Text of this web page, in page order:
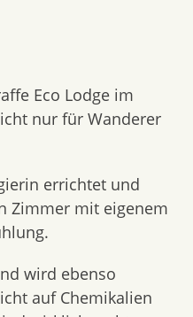
Eco Lodge im
nur für Wanderer
errichtet und
Zimmer mit eigenem
wird ebenso
auf Chemikalien